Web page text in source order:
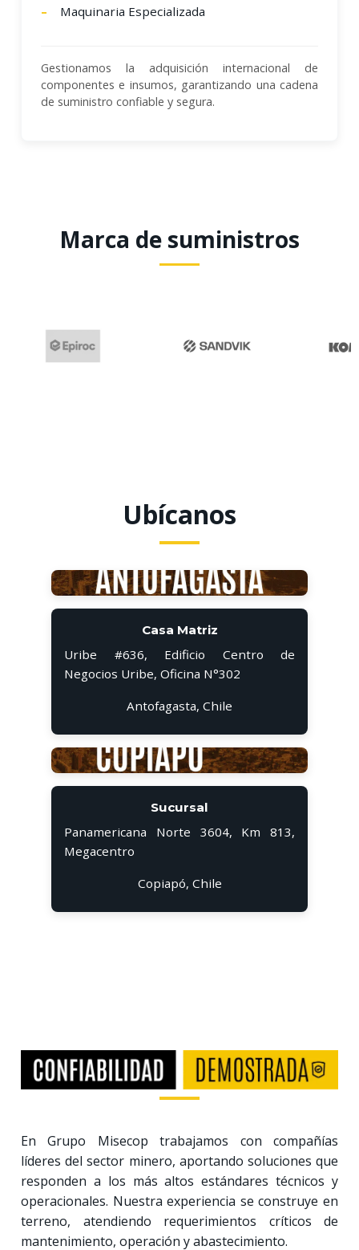
Maquinaria Especializada
Gestionamos la adquisición internacional de
componentes e insumos, garantizando una cadena
de suministro confiable y segura.
Marca de suministros
Ubícanos
Casa Matriz
Uribe #636, Edificio Centro de
Negocios Uribe, Oficina N°302
Antofagasta, Chile
Sucursal
Panamericana Norte 3604, Km 813,
Megacentro
Copiapó, Chile
En Grupo Misecop trabajamos con compañías
líderes del sector minero, aportando soluciones que
responden a los más altos estándares técnicos y
operacionales. Nuestra experiencia se construye en
terreno, atendiendo requerimientos críticos de
mantenimiento, operación y abastecimiento.